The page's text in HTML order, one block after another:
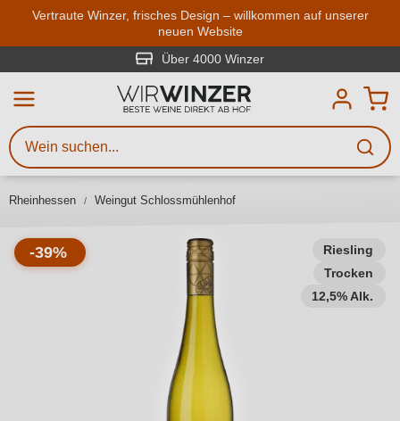
Zum Hauptinhalt springen
Vertraute Winzer, frisches Design – willkommen auf unserer
neuen Website
Über 4000 Winzer
Rheinhessen Weingut Schlossmühlenhof
Riesling
Trocken
12,5% Alk.
-39%
Weinsuche
Mindestens 3 Zeichen eingeben
Beschreiben Sie, welchen Wein
Sie suchen – ob nach Geschmack,
Region, Winzer oder anderen